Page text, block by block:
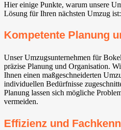
Hier einige Punkte, warum unsere
Lösung für Ihren nächsten Umzug ist:
Kompetente Planung
Unser Umzugsunternehmen für
präzise Planung und Organisation.
Ihnen einen maßgeschneiderten
individuellen Bedürfnisse
Planung lassen sich mögliche
vermeiden.
Effizienz und